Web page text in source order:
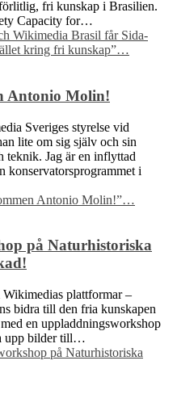
fri kunskap i Brasilien.
Capacity for…
Wikimedia Brasil får Sida-
kring fri kunskap”…
Antonio Molin!
Sveriges styrelse vid
lite om sig själv och sin
Jag är en inflyttad
konservatorsprogrammet i
Antonio Molin!”…
på Naturhistoriska
plattformar –
bidra till den fria kunskapen
en uppladdningsworkshop
upp bilder till…
på Naturhistoriska